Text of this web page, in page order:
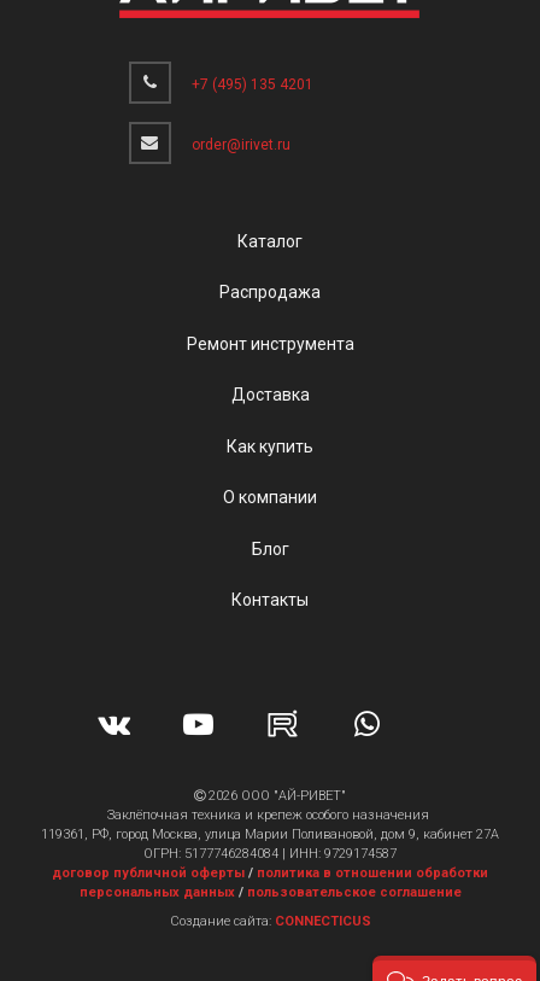
+7 (495) 135 4201
order@irivet.ru
Каталог
Распродажа
Ремонт инструмента
Доставка
Как купить
О компании
Блог
Контакты
2026 ООО "АЙ-РИВЕТ"
Заклёпочная техника и крепеж особого назначения
119361, РФ, город Москва, улица Марии Поливановой, дом 9, кабинет 27А
ОГРН: 5177746284084 | ИНН: 9729174587
договор публичной оферты / политика в отношении обработки
персональных данных/ пользовательское соглашение
Создание сайта: CONNECTICUS